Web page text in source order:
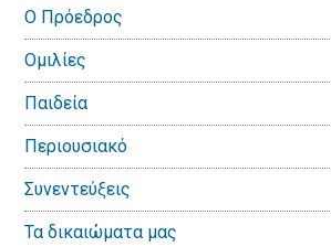
Ο Πρόεδρος
Ομιλίες
Παιδεία
Περιουσιακό
Συνεντεύξεις
Τα δικαιώματα μας